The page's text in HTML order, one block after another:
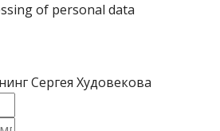
of personal data
Сергея Худовекова